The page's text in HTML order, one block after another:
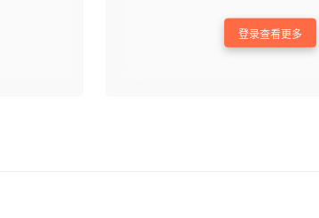
登录查看更多